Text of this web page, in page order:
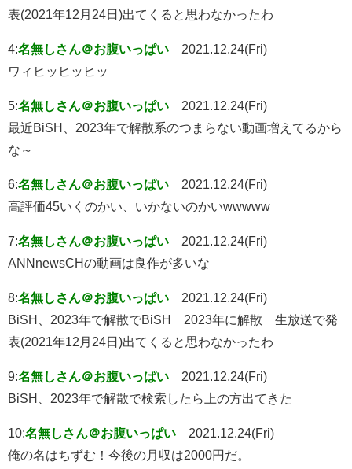
表(2021年12月24日)出てくると思わなかったわ
4:名無しさん＠お腹いっぱい
2021.12.24(Fri)
ワィヒッヒッヒッ
5:名無しさん＠お腹いっぱい
2021.12.24(Fri)
最近BiSH、2023年で解散系のつまらない動画増えてるから
な～
6:名無しさん＠お腹いっぱい
2021.12.24(Fri)
高評価45いくのかい、いかないのかいwwwww
7:名無しさん＠お腹いっぱい
2021.12.24(Fri)
ANNnewsCHの動画は良作が多いな
8:名無しさん＠お腹いっぱい
2021.12.24(Fri)
BiSH、2023年で解散でBiSH 2023年に解散 生放送で発
表(2021年12月24日)出てくると思わなかったわ
9:名無しさん＠お腹いっぱい
2021.12.24(Fri)
BiSH、2023年で解散で検索したら上の方出てきた
10:名無しさん＠お腹いっぱい
2021.12.24(Fri)
俺の名はちずむ！今後の月収は2000円だ。